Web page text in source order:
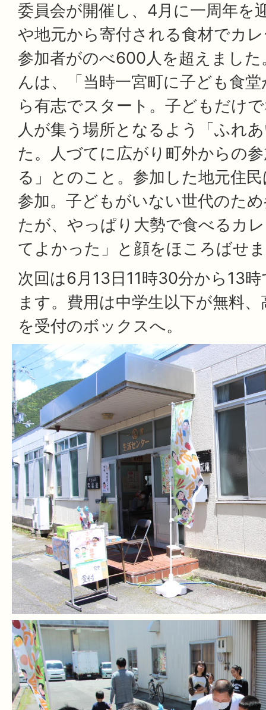
委員会が開催し、4月に一周年を
や地元から寄付される食材でカ
参加者がのべ600人を超えまし
んは、「当時一宮町に子ども食
ら有志でスタート。子どもだけ
人が集う場所となるよう「ふれ
た。人づてに広がり町外からの
る」とのこと。参加した地元住
参加。子どもがいない世代のた
たが、やっぱり大勢で食べるカ
てよかった」と顔をほころばせ
次回は6月13日11時30分から13
ます。費用は中学生以下が無料
を受付のボックスへ。